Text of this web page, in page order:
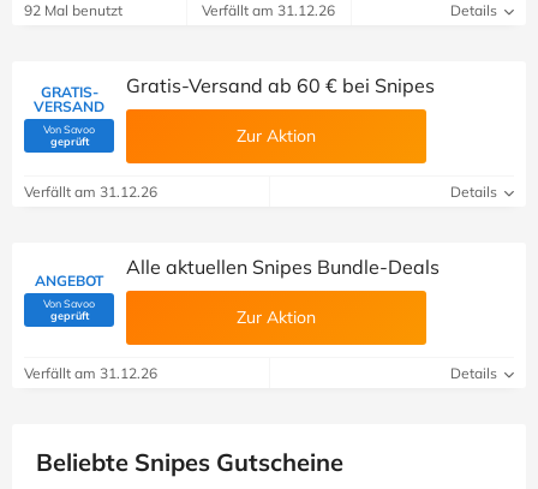
92 Mal benutzt Verfällt am 31.12.26 Details
GRATIS-
VERSAND
Von Savoo
geprüft(Von Savoo geprüft)
Gratis-Versand ab 60 € bei Snipes
Zur Aktion
Verfällt am 31.12.26 Details
ANGEBOT
Von Savoo
geprüft(Von Savoo geprüft)
Alle aktuellen Snipes Bundle-Deals
Zur Aktion
Verfällt am 31.12.26 Details
Beliebte Snipes Gutscheine